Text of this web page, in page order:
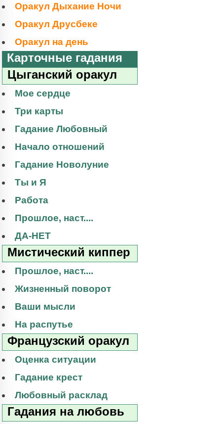
Оракул Дыхание Ночи
Оракул Друсбеке
Оракул на день
Карточные гадания
Цыганский оракул
Мое сердце
Три карты
Гадание Любовный
Начало отношений
Гадание Новолуние
Ты и Я
Работа
Прошлое, наст....
ДА-НЕТ
Мистический киппер
Прошлое, наст....
Жизненный поворот
Ваши мысли
На распутье
Французский оракул
Оценка ситуации
Гадание крест
Любовный расклад
Гадания на любовь